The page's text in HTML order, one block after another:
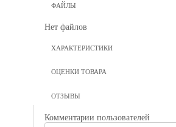
ФАЙЛЫ
Нет файлов
ХАРАКТЕРИСТИКИ
ОЦЕНКИ ТОВАРА
ОТЗЫВЫ
Комментарии пользователей